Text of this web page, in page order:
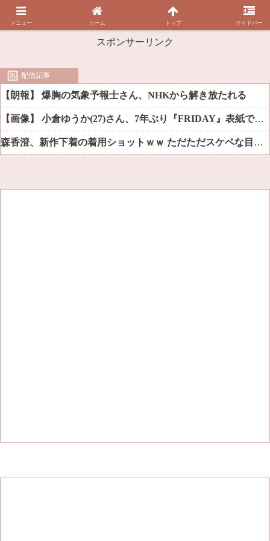
スポンサーリンク
配信記事
【朗報】 爆胸の気象予報士さん、NHKから解き放たれる
【画像】 小倉ゆうか(27)さん、7年ぶり『FRIDAY』表紙で神ボディ大解放
森香澄、新作下着の着用ショットｗｗ ただただスケベな目でしか見れんだろ！！
メニュー ホーム トップ サイドバー